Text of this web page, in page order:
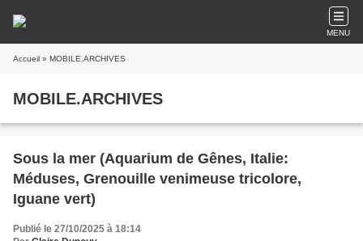
MENU
Accueil » MOBILE.ARCHIVES
MOBILE.ARCHIVES
Sous la mer (Aquarium de Gênes, Italie:
Méduses, Grenouille venimeuse tricolore,
Iguane vert)
Publié le 27/10/2025 à 18:14